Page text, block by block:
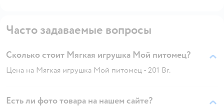
Часто задаваемые вопросы
Сколько стоит Мягкая игрушка Мой питомец?
Цена на Мягкая игрушка Мой питомец - 201 Br.
Есть ли фото товара на нашем сайте?